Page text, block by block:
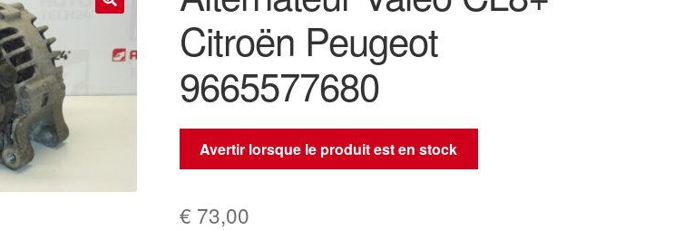
Citroën Peugeot
9665577680
Avertir lorsque le produit est en stock
€ 73,00